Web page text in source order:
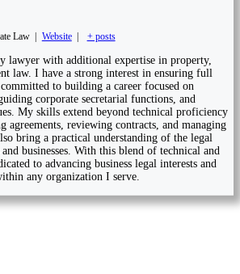
Law Website + posts
lawyer with additional expertise in property,
law. I have a strong interest in ensuring full
to building a career focused on
corporate secretarial functions, and
My skills extend beyond technical proficiency
agreements, reviewing contracts, and managing
bring a practical understanding of the legal
businesses. With this blend of technical and
to advancing business legal interests and
any organization I serve.